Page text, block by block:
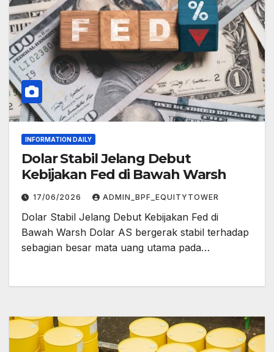
INFORMATION DAILY
Dolar Stabil Jelang Debut
Kebijakan Fed di Bawah Warsh
17/06/2026 ADMIN_BPF_EQUITYTOWER
Dolar Stabil Jelang Debut Kebijakan Fed di
Bawah Warsh Dolar AS bergerak stabil terhadap
sebagian besar mata uang utama pada…